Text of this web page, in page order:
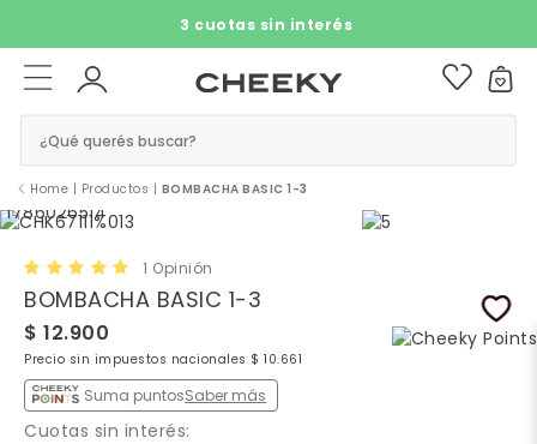
3 cuotas sin interés​ ​
¿Qué querés buscar?
Home | Productos | BOMBACHA BASIC 1-3
1 Opinión
BOMBACHA BASIC 1-3
$ 12.900
Precio sin impuestos nacionales $ 10.661
Suma puntosSaber más
Cuotas sin interés: